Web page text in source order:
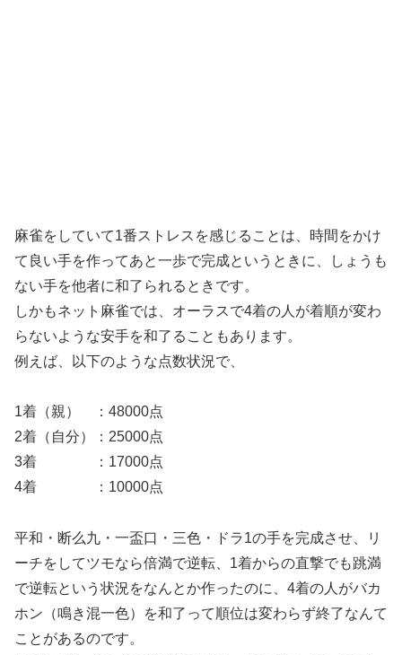
麻雀をしていて1番ストレスを感じることは、時間をかけ
て良い手を作ってあと一歩で完成というときに、しょうも
ない手を他者に和了られるときです。
しかもネット麻雀では、オーラスで4着の人が着順が変わ
らないような安手を和了ることもあります。
例えば、以下のような点数状況で、
1着（親） ：48000点
2着（自分）：25000点
3着 ：17000点
4着 ：10000点
平和・断么九・一盃口・三色・ドラ1の手を完成させ、リ
ーチをしてツモなら倍満で逆転、1着からの直撃でも跳満
で逆転という状況をなんとか作ったのに、4着の人がバカ
ホン（鳴き混一色）を和了って順位は変わらず終了なんて
ことがあるのです。